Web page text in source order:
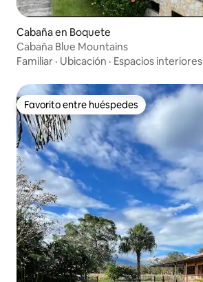
Cabaña en Boquete
Cabaña Blue Mountains
Familiar · Ubicación · Espacios interiores
Favorito entre huéspedes
Favorito entre huéspedes